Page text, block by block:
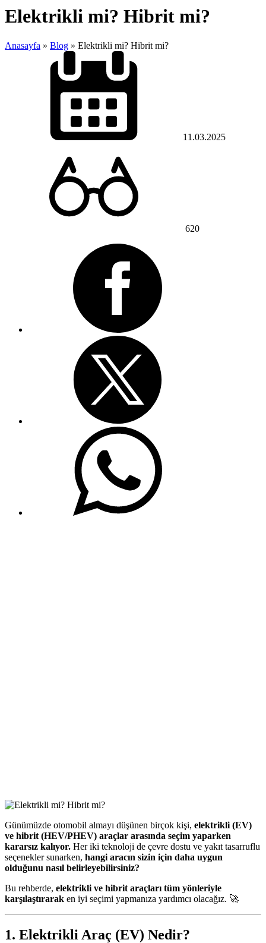
Elektrikli mi? Hibrit mi?
Anasayfa » Blog » Elektrikli mi? Hibrit mi?
11.03.2025
620
Günümüzde otomobil almayı düşünen birçok kişi, elektrikli (EV)
ve hibrit (HEV/PHEV) araçlar arasında seçim yaparken
kararsız kalıyor. Her iki teknoloji de çevre dostu ve yakıt tasarruflu
seçenekler sunarken, hangi aracın sizin için daha uygun
olduğunu nasıl belirleyebilirsiniz?
Bu rehberde, elektrikli ve hibrit araçları tüm yönleriyle
karşılaştırarak en iyi seçimi yapmanıza yardımcı olacağız. 🚀
1. Elektrikli Araç (EV) Nedir?